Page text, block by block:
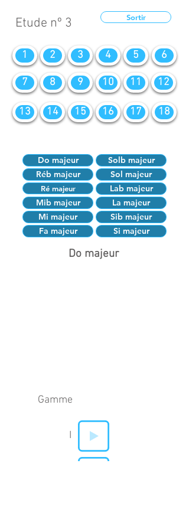
Etude nº 3 Sortir
1 2 3 4 5 6
7 8 9 10 11 12
13 14 15 16 17 18
Do majeur
Solb majeur
Réb majeur
Sol majeur
Ré majeur
Lab majeur
Mib majeur
La majeur
Mi majeur
Sib majeur
Fa majeur
Si majeur
Do majeur
Gamme
I